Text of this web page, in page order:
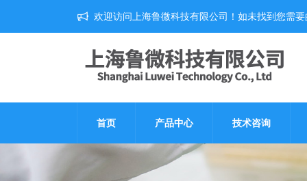
欢迎访问上海鲁微科技有限公司！如未找到您需要
首页 产品中心 技术咨询